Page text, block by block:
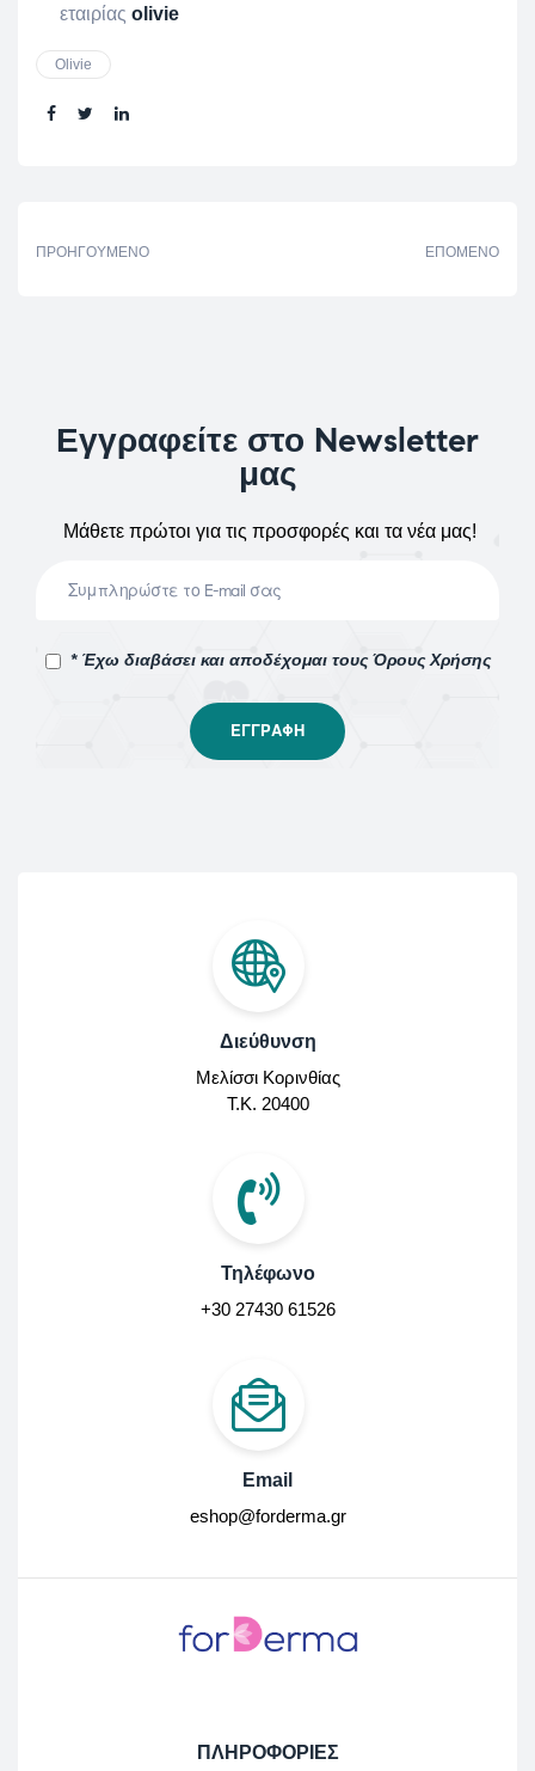
εταιρίας olivie
Olivie
Share:
ΠΡΟΗΓΟΎΜΕΝΟ ΕΠΌΜΕΝΟ
Εγγραφείτε στο Newsletter
μας
Μάθετε πρώτοι για τις προσφορές και τα νέα μας!
* Έχω διαβάσει και αποδέχομαι τους Όρους Χρήσης
Διεύθυνση
Μελίσσι Κορινθίας
Τ.Κ. 20400
Τηλέφωνο
+30 27430 61526
Email
eshop@forderma.gr
ΠΛΗΡΟΦΟΡΙΕΣ